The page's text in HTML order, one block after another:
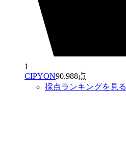
1
CIPYON90.988点
採点ランキングを見る